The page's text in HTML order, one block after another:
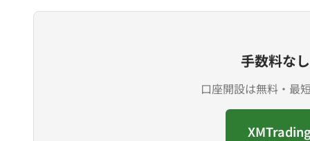
手数料な
口座開設は無料・最